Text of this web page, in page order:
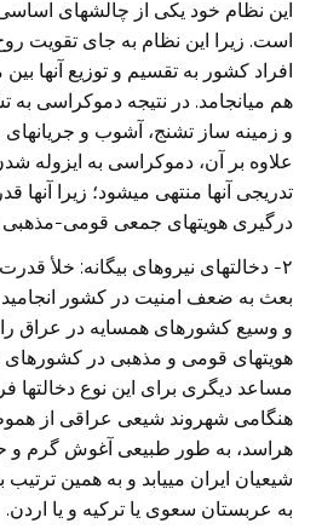
این نظام خود یکی از چالشهای
است. زیرا این نظام به جای تقویت
افراد کشور به تقسیم و توزیع آنها
هم میانجامد. در نتیجه دموکراسی
و زمینه ساز تشنج، آشوب و
علاوه بر آن، دموکراسی به ایزوله
تدریجی آنها منتهی میشود؛ زیرا آنها
درگیری هویتهای جمعی قومی-مذهبی
۲- دخالتهای نیروهای بیگانه: خلأ
بعث به ضعف امنیت در کشور
و وسیع کشورهای همسایه در عراق را
هویتهای قومی و مذهبی در کشورهای
مساعد دیگری برای این نوع دخالتها
هنگامی شهروند شیعی عراقی از
هراسد، به طور طبیعی آغوش گرم و
شیعیان ایران مییابد و به همین
به عربستان سعوی یا ترکیه و یا اردن.